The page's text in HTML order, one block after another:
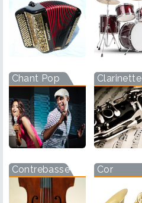
Chant Pop Clarinette
Contrebasse Cor